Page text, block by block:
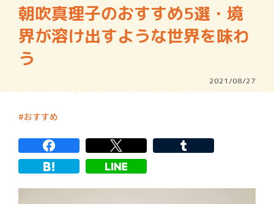
朝吹真理子のおすすめ5選・境
界が溶け出すような世界を味わ
う
2021/08/27
おすすめ